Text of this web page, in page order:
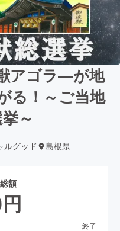
アゴラ―が地
る！～ご当地
～
ルグッド 島根県
額
円
終了